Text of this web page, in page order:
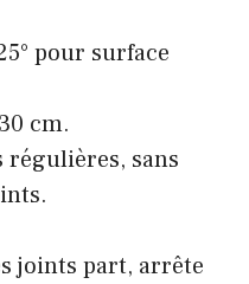
pour surface
cm.
régulières, sans
joints part, arrête